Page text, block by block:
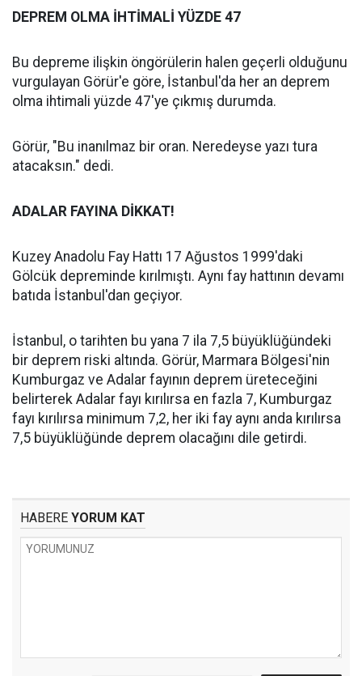
DEPREM OLMA İHTİMALİ YÜZDE 47
Bu depreme ilişkin öngörülerin halen geçerli olduğunu
vurgulayan Görür'e göre, İstanbul'da her an deprem
olma ihtimali yüzde 47'ye çıkmış durumda.
Görür, "Bu inanılmaz bir oran. Neredeyse yazı tura
atacaksın." dedi.
ADALAR FAYINA DİKKAT!
Kuzey Anadolu Fay Hattı 17 Ağustos 1999'daki
Gölcük depreminde kırılmıştı. Aynı fay hattının devamı
batıda İstanbul'dan geçiyor.
İstanbul, o tarihten bu yana 7 ila 7,5 büyüklüğündeki
bir deprem riski altında. Görür, Marmara Bölgesi'nin
Kumburgaz ve Adalar fayının deprem üreteceğini
belirterek Adalar fayı kırılırsa en fazla 7, Kumburgaz
fayı kırılırsa minimum 7,2, her iki fay aynı anda kırılırsa
7,5 büyüklüğünde deprem olacağını dile getirdi.
HABERE YORUM KAT